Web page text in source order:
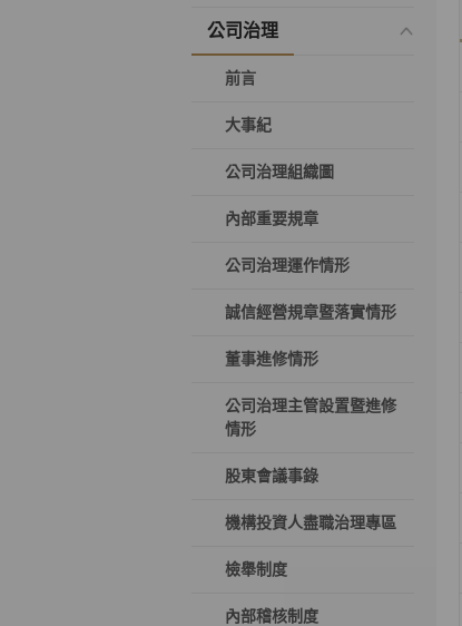
公司治理
前言
大事紀
公司治理組織圖
內部重要規章
公司治理運作情形
誠信經營規章暨落實情形
董事進修情形
公司治理主管設置暨進修
情形
股東會議事錄
機構投資人盡職治理專區
檢舉制度
內部稽核制度